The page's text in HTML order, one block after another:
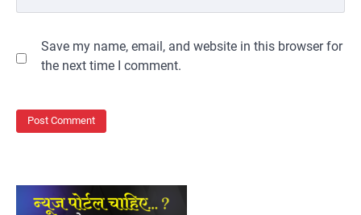
Save my name, email, and website in this browser for
the next time I comment.